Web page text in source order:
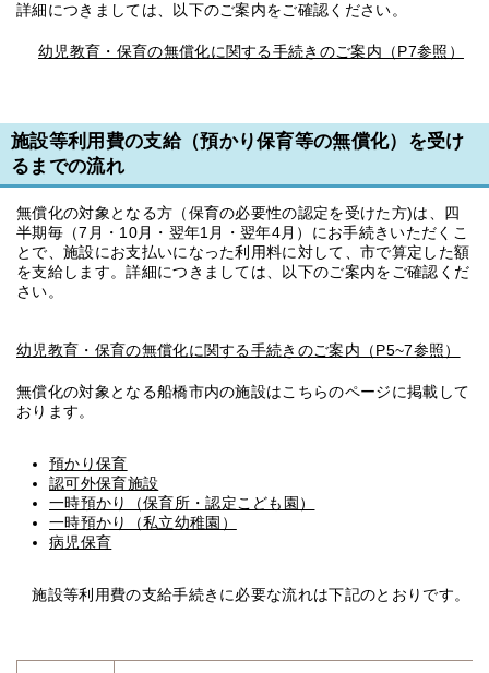
詳細につきましては、以下のご案内をご確認ください。
幼児教育・保育の無償化に関する手続きのご案内（P7参照）
施設等利用費の支給（預かり保育等の無償化）を受け
るまでの流れ
無償化の対象となる方（保育の必要性の認定を受けた方)は、四
半期毎（7月・10月・翌年1月・翌年4月）にお手続きいただくこ
とで、施設にお支払いになった利用料に対して、市で算定した額
を支給します。詳細につきましては、以下のご案内をご確認くだ
さい。
幼児教育・保育の無償化に関する手続きのご案内（P5~7参照）
無償化の対象となる船橋市内の施設はこちらのページに掲載して
おります。
預かり保育
認可外保育施設
一時預かり（保育所・認定こども園）
一時預かり（私立幼稚園）
病児保育
施設等利用費の支給手続きに必要な流れは下記のとおりです。